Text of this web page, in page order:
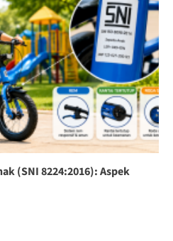
(SNI 8224:2016): Aspek